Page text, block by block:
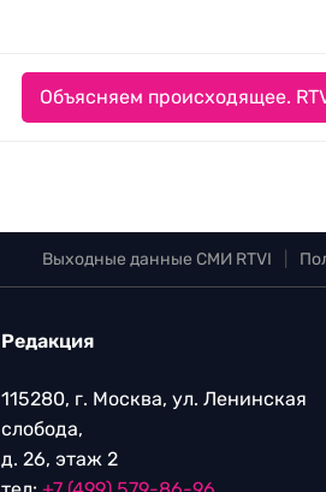
Объясняем происходящее.
Выходные данные СМИ RTVI
Редакция
115280, г. Москва, ул. Ленинская
слобода,
д. 26, этаж 2